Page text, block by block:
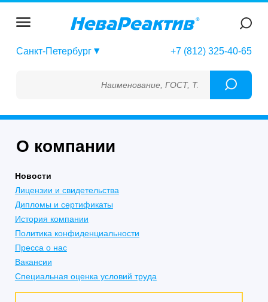
Санкт-Петербург +7 (812) 325-40-65
Наименование, ГОСТ, ТУ, ГСО, МСО, ОСО,
О компании
Новости
Лицензии и свидетельства
Дипломы и сертификаты
История компании
Политика конфиденциальности
Пресса о нас
Вакансии
Специальная оценка условий труда